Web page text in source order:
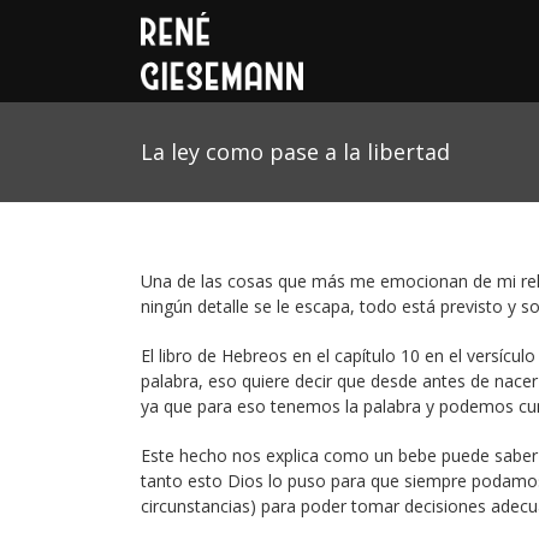
La ley como pase a la libertad
Una de las cosas que más me emocionan de mi
ningún detalle se le escapa, todo está previsto y
El libro de Hebreos en el capítulo 10 en el
palabra, eso quiere decir que desde antes de
ya que para eso tenemos la palabra y podemos
Este hecho nos explica como un bebe puede
tanto esto Dios lo puso para que siempre
circunstancias) para poder tomar decisiones